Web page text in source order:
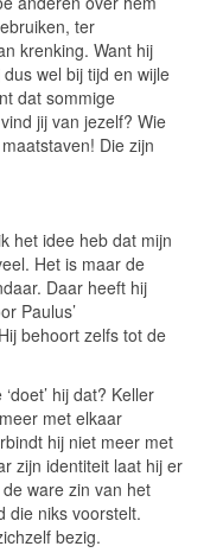
ter
krenking. Want hij
wel bij tijd en wijle
dat sommige
jij van jezelf? Wie
Die zijn
het idee heb dat mijn
Het is maar de
Daar heeft hij
Paulus’
behoort zelfs tot de
hij dat? Keller
met elkaar
hij niet meer met
zijn identiteit laat hij er
ware zin van het
die niks voorstelt.
bezig.